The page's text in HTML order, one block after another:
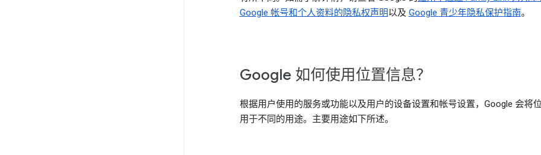
Google 帐号和个人资料的隐私权声明以及 Google 青少年隐私保护指南。
Google 如何使用位置信息？
根据用户使用的服务或功能以及用户的设备设置和帐号设置，Google 会将
用于不同的用途。主要用途如下所述。